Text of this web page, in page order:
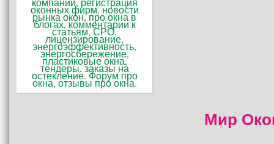
Мир